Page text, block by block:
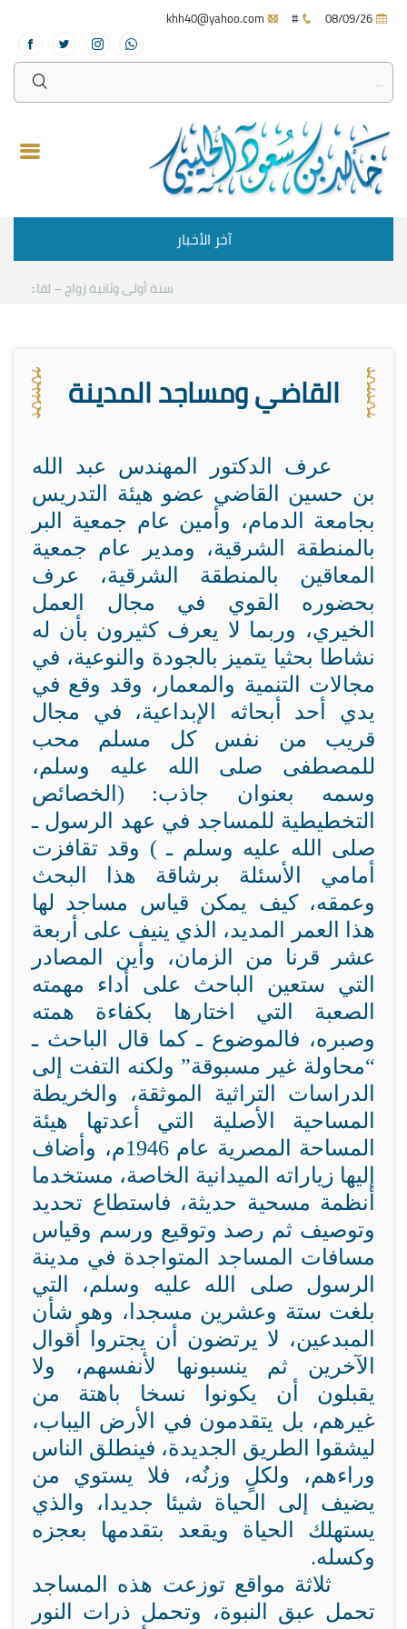
#
آخر الأخبار
سنة أولى وثانية زواج – لقاء مع
القاضي ومساجد المدينة
عرف الدكتور المهندس عبد الله
بن حسين القاضي عضو هيئة التدريس
بجامعة الدمام، وأمين عام جمعية البر
بالمنطقة الشرقية، ومدير عام جمعية
المعاقين بالمنطقة الشرقية، عرف
بحضوره القوي في مجال العمل
الخيري، وربما لا يعرف كثيرون بأن له
نشاطا بحثيا يتميز بالجودة والنوعية، في
مجالات التنمية والمعمار، وقد وقع في
يدي أحد أبحاثه الإبداعية، في مجال
قريب من نفس كل مسلم محب
للمصطفى صلى الله عليه وسلم،
وسمه بعنوان جاذب: (الخصائص
التخطيطية للمساجد في عهد الرسول ـ
صلى الله عليه وسلم ـ ) وقد تقافزت
أمامي الأسئلة برشاقة هذا البحث
وعمقه، كيف يمكن قياس مساجد لها
هذا العمر المديد، الذي ينيف على أربعة
عشر قرنا من الزمان، وأين المصادر
التي ستعين الباحث على أداء مهمته
الصعبة التي اختارها بكفاءة همته
وصبره، فالموضوع ـ كما قال الباحث ـ
“محاولة غير مسبوقة” ولكنه التفت إلى
الدراسات التراثية الموثقة، والخريطة
المساحية الأصلية التي أعدتها هيئة
المساحة المصرية عام 1946م، وأضاف
إليها زياراته الميدانية الخاصة، مستخدما
أنظمة مسحية حديثة، فاستطاع تحديد
وتوصيف ثم رصد وتوقيع ورسم وقياس
مسافات المساجد المتواجدة في مدينة
الرسول صلى الله عليه وسلم، التي
بلغت ستة وعشرين مسجدا، وهو شأن
المبدعين، لا يرتضون أن يجتروا أقوال
الآخرين ثم ينسبونها لأنفسهم، ولا
يقبلون أن يكونوا نسخا باهتة من
غيرهم، بل يتقدمون في الأرض اليباب،
ليشقوا الطريق الجديدة، فينطلق الناس
وراءهم، ولكلٍ وزنُه، فلا يستوي من
يضيف إلى الحياة شيئا جديدا، والذي
يستهلك الحياة ويقعد بتقدمها بعجزه
وكسله.
ثلاثة مواقع توزعت هذه المساجد
تحمل عبق النبوة، وتحمل ذرات النور